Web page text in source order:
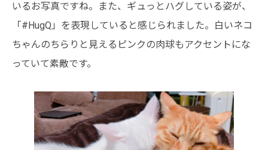
いるお写真ですね。また、ギュっとハグしている姿が、
「#HugQ」を表現していると感じられました。白いネコ
ちゃんのちらりと見えるピンクの肉球もアクセントにな
っていて素敵です。